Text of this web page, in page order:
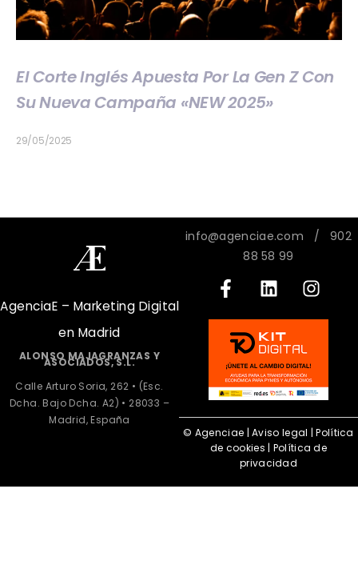
El Corte Inglés Apuesta Por La Gen Z Con
Su Nueva Campaña «NEW 2025»
29/05/2025
AgenciaE – Marketing Digital
en Madrid
ALONSO MAJAGRANZAS Y
ASOCIADOS, S.L.
Calle Arturo Soria, 262 • (Esc.
Dcha. Bajo Dcha. A2) • 28033 –
Madrid, España
info@agenciae.com / 902
88 58 99
© Agenciae | Aviso legal |Política
de cookies | Política de
privacidad